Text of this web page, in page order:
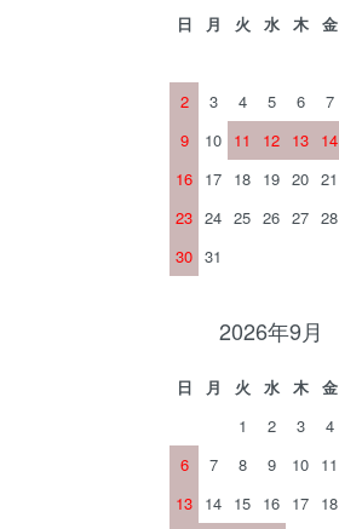
日 月 火 水 木 金
2
3 4 5 6 7
9
10 11 12 13 14
16 17 18 19 20 21
23 24 25 26 27 28
30 31
2026年9月
日 月 火 水 木 金
1
2 3 4
6
7 8 9 10 11
13 14 15 16 17 18